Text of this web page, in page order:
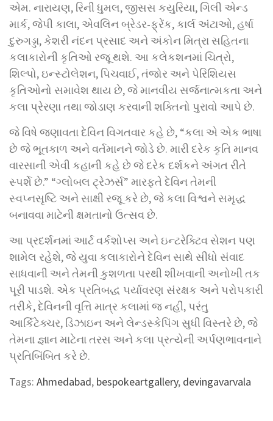
એમ. નારાયણ, રિની ધુમલ, જીસસ કયુરિયા, ગિલી એન્ડ
માર્ક, જેપી કાલા, એવલિન બ્રેડર-ફ્રેંક, કાર્લ અંટાઓ, હર્ષા
દુરુગડ્ડા, કેશરી નંદન પ્રસાદ અને અંકોન મિત્રા સહિતના
કલાકારોની કૃતિઓ રજૂ થશે. આ કલેકશનમાં ચિત્રો,
શિલ્પો, ઇન્સ્ટોલેશન, પિચવાઈ, તંજોર અને પેરિશિયસ
કૃતિઓનો સમાવેશ થાય છે, જે માનવીય સર્જનાત્મકતા અને
કલા પ્રેરણા તથા જોડાણ કરવાની શક્તિનો પુરાવો આપે છે.
જે વિષે જણાવતા દેવિન વિગતવાર કહે છે, “કલા એ એક ભાષા
છે જે ભૂતકાળ અને વર્તમાનને જોડે છે. મારી દરેક કૃતિ માનવ
વારસાની એવી કહાની કહે છે જે દરેક દર્શકને અંગત રીતે
સ્પર્શે છે.” “ગ્લોબલ ટ્રેઝર્સ” મારફતે દેવિન તેમની
સ્વપ્નસૃષ્ટિ અને સાક્ષી રજૂ કરે છે, જે કલા વિશ્વને સમૃદ્ધ
બનાવવા માટેની ક્ષમતાનો ઉત્સવ છે.
આ પ્રદર્શનમાં આર્ટ વર્કશોપ્સ અને ઇન્ટરેક્ટિવ સેશન પણ
શામેલ રહેશે, જે યુવા કલાકારોને દેવિન સાથે સીધો સંવાદ
સાધવાની અને તેમની કુશળતા પરથી શીખવાની અનોખી તક
પૂરી પાડશે. એક પ્રતિબદ્ધ પર્યાવરણ સંરક્ષક અને પરોપકારી
તરીકે, દેવિનની વૃત્તિ માત્ર કલામાં જ નહીં, પરંતુ
આર્કિટેક્ચર, ડિઝાઇન અને લેન્ડસ્કેપિંગ સુધી વિસ્તરે છે, જે
તેમના જ્ઞાન માટેના તરસ અને કલા પ્રત્યેની અર્પણભાવનાને
પ્રતિબિંબિત કરે છે.
Tags: Ahmedabad, bespokeartgallery, devingavarvala